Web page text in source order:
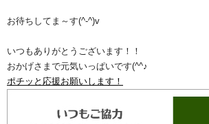
お待ちしてま～す(^-^)v
いつもありがとうございます！！
おかげさまで元気いっぱいです(^^♪
ポチッと応援お願いします！